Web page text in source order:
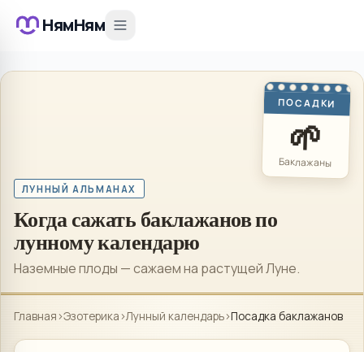
НямНям
ЛУННЫЙ АЛЬМАНАХ
Когда сажать баклажанов по
лунному календарю
Наземные плоды — сажаем на растущей Луне.
ПОСАДКИ
🌱
Баклажаны
Главная ›Эзотерика ›Лунный календарь›Посадка баклажанов